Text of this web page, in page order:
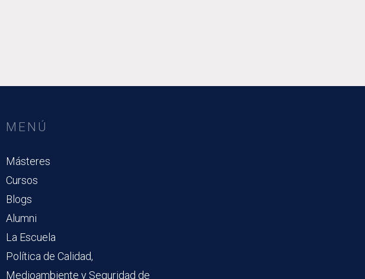
MENÚ
Másteres
Cursos
Blogs
Alumni
La Escuela
Política de Calidad,
Medioambiente y Seguridad de